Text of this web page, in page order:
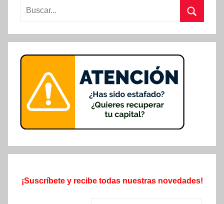
Buscar:
¡Suscríbete y recibe todas nuestras novedades!